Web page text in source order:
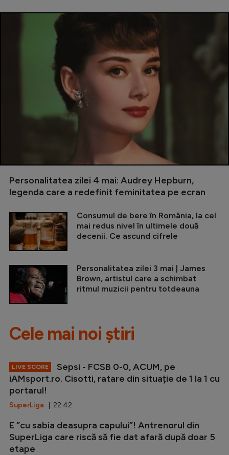
Personalitatea zilei 4 mai: Audrey Hepburn,
legenda care a redefinit feminitatea pe ecran
Consumul de bere în România, la cel
mai redus nivel în ultimele două
decenii. Ce ascund cifrele
Personalitatea zilei 3 mai | James
Brown, artistul care a schimbat
ritmul muzicii pentru totdeauna
Cele mai noi știri
LIVE SCORE
Sepsi - FCSB 0-0, ACUM, pe
iAMsport.ro. Cisotti, ratare din situație de 1 la 1 cu
portarul!
SuperLiga | 22:42
E ”cu sabia deasupra capului”! Antrenorul din
SuperLiga care riscă să fie dat afară după doar 5
etape